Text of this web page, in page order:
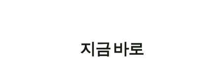
지금 바로